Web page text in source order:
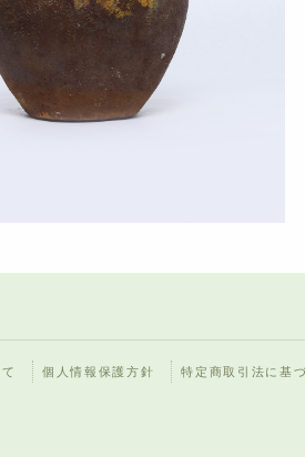
個人情報保護方針 特定商取引法に基